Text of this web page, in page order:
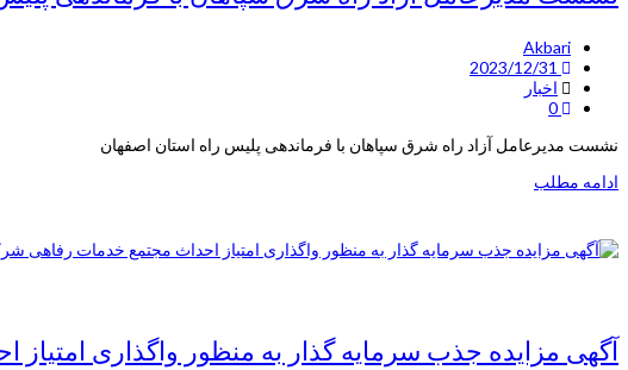
Akbari
اخبار
نشست مدیرعامل آزاد راه شرق سپاهان با فرماندهی پلیس راه استان اصفهان
ادامه مطلب
آگهی مزایده جذب سرمایه گذار به منظور واگذاری